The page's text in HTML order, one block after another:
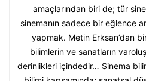
amaçlarından biri de; tür
sinemanın sadece bir eğlence
yapmak. Metin Erksan’dan
bilimlerin ve sanatların
derinlikleri içindedir… Sinema